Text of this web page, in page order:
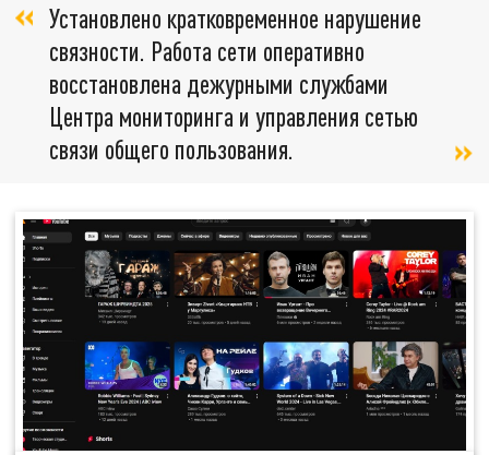
Установлено кратковременное нарушение
связности. Работа сети оперативно
восстановлена дежурными службами
Центра мониторинга и управления сетью
связи общего пользования.